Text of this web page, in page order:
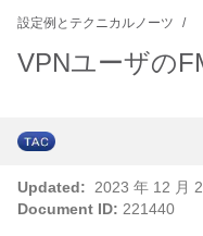
設定例とテクニカルノーツ
VPNユーザの
Updated:
2023 年 12 月
Document ID: 221440